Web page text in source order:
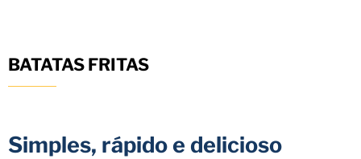
BATATAS FRITAS
Simples, rápido e delicioso